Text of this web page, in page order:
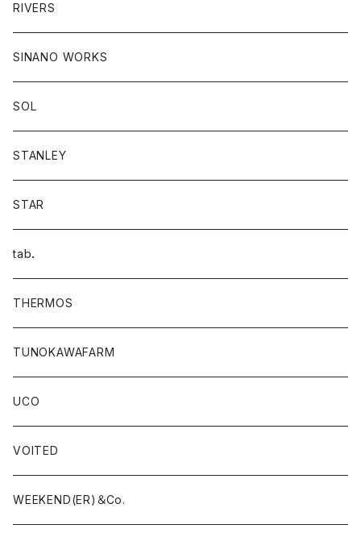
RIVERS
SINANO WORKS
SOL
STANLEY
STAR
tab．
THERMOS
TUNOKAWAFARM
UCO
VOITED
WEEKEND(ER)＆Co.